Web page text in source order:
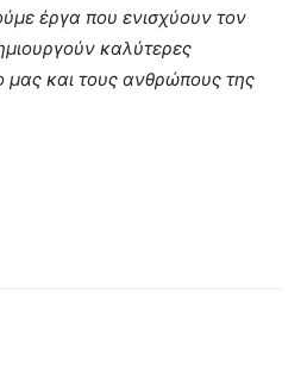
έργα που ενισχύουν τον
καλύτερες
μας και τους ανθρώπους της